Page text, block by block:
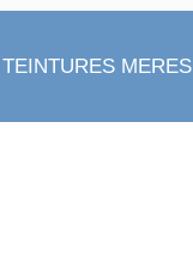
MERES